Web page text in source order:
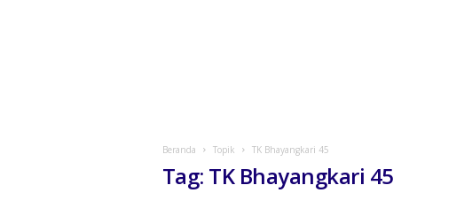
Beranda Topik TK Bhayangkari 45
Tag: TK Bhayangkari 45